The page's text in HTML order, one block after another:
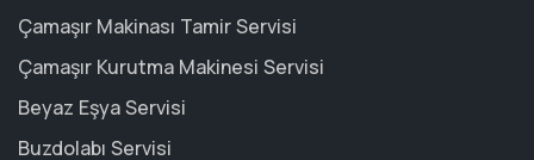
Çamaşır Makinası Tamir Servisi
Çamaşır Kurutma Makinesi Servisi
Beyaz Eşya Servisi
Buzdolabı Servisi